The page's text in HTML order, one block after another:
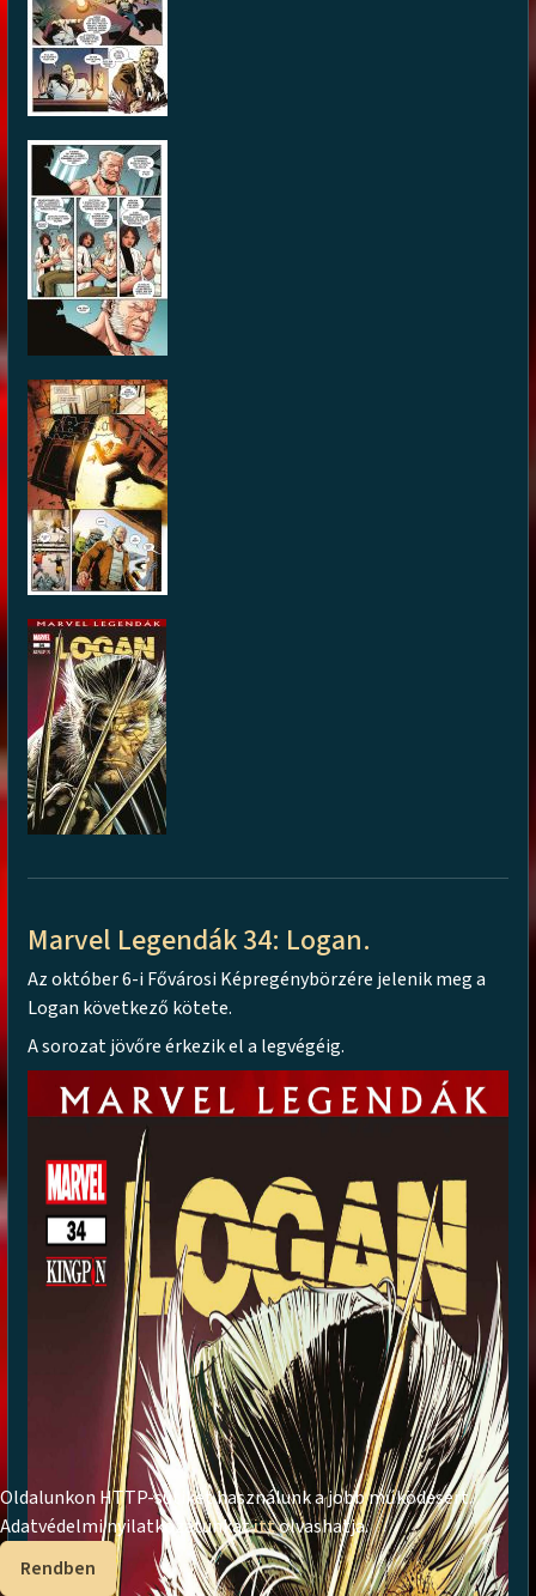
Marvel Legendák 34: Logan.
Az október 6-i Fővárosi Képregénybörzére jelenik meg a
Logan következő kötete.
A sorozat jövőre érkezik el a legvégéig.
Oldalunkon HTTP-sütiket használunk a jobb működésért.
Adatvédelmi nyilatkozatunkatittolvashatja.
Rendben